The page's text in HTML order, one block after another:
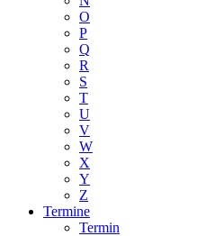
O
P
Q
R
S
T
U
V
W
X
Y
Z
Termine
Termin